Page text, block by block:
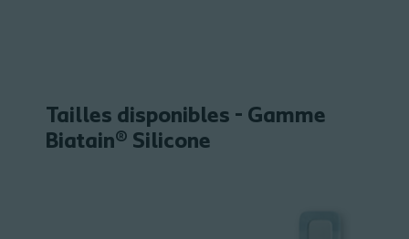
Tailles disponibles - Gamme
Biatain® Silicone